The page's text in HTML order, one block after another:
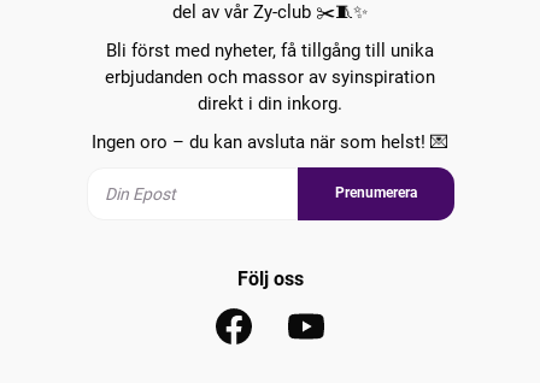
del av vår Zy-club ✂️🧵✨
Bli först med nyheter, få tillgång till unika
erbjudanden och massor av syinspiration
direkt i din inkorg.
Ingen oro – du kan avsluta när som helst! 💌
Prenumerera
Följ oss